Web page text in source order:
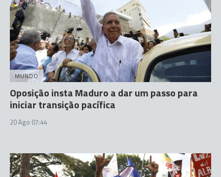
MUNDO
Oposição insta Maduro a dar um passo para
iniciar transição pacífica
20 Ago 07:44